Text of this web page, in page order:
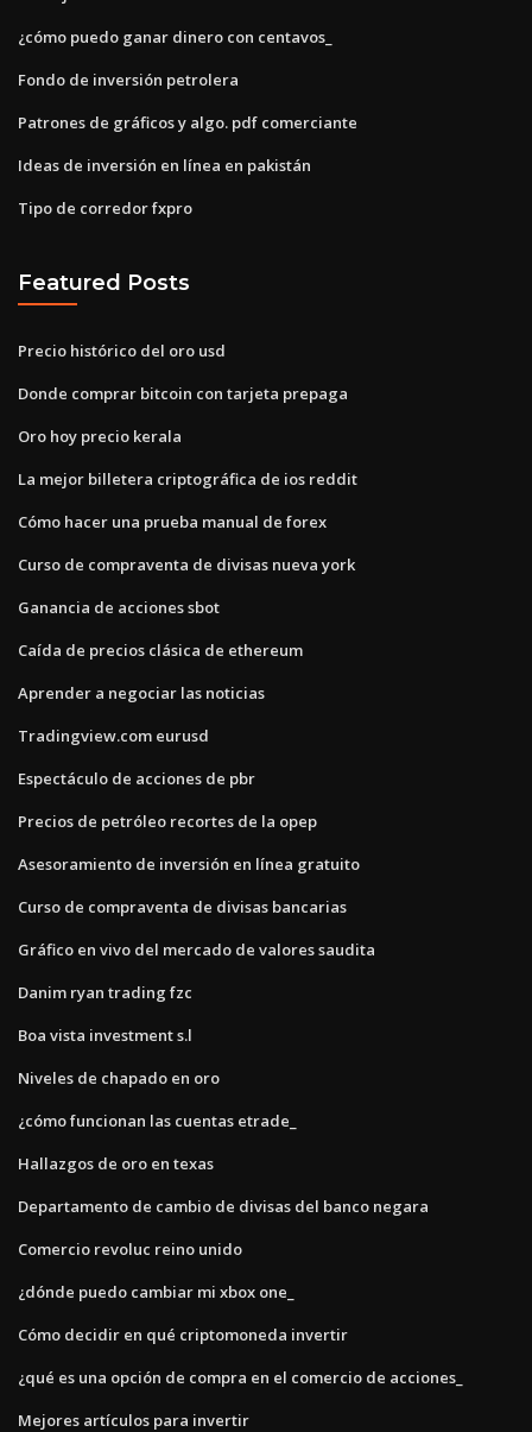
¿cómo puedo ganar dinero con centavos_
Fondo de inversión petrolera
Patrones de gráficos y algo. pdf comerciante
Ideas de inversión en línea en pakistán
Tipo de corredor fxpro
Featured Posts
Precio histórico del oro usd
Donde comprar bitcoin con tarjeta prepaga
Oro hoy precio kerala
La mejor billetera criptográfica de ios reddit
Cómo hacer una prueba manual de forex
Curso de compraventa de divisas nueva york
Ganancia de acciones sbot
Caída de precios clásica de ethereum
Aprender a negociar las noticias
Tradingview.com eurusd
Espectáculo de acciones de pbr
Precios de petróleo recortes de la opep
Asesoramiento de inversión en línea gratuito
Curso de compraventa de divisas bancarias
Gráfico en vivo del mercado de valores saudita
Danim ryan trading fzc
Boa vista investment s.l
Niveles de chapado en oro
¿cómo funcionan las cuentas etrade_
Hallazgos de oro en texas
Departamento de cambio de divisas del banco negara
Comercio revoluc reino unido
¿dónde puedo cambiar mi xbox one_
Cómo decidir en qué criptomoneda invertir
¿qué es una opción de compra en el comercio de acciones_
Mejores artículos para invertir